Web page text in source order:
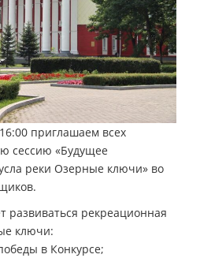
приглашаем всех
сессию «Будущее
реки Озерные ключи» во
развиваться рекреационная
ключи:
в Конкурсе;